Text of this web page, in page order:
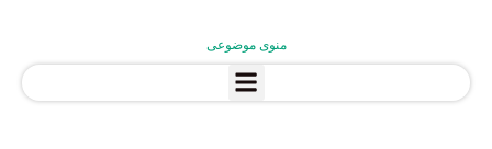
منوی موضوعی